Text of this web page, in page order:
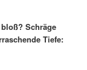
Schräge
Tiefe: